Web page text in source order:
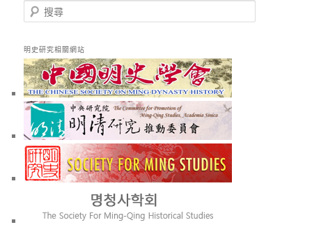
搜
尋
明史研究相關網站